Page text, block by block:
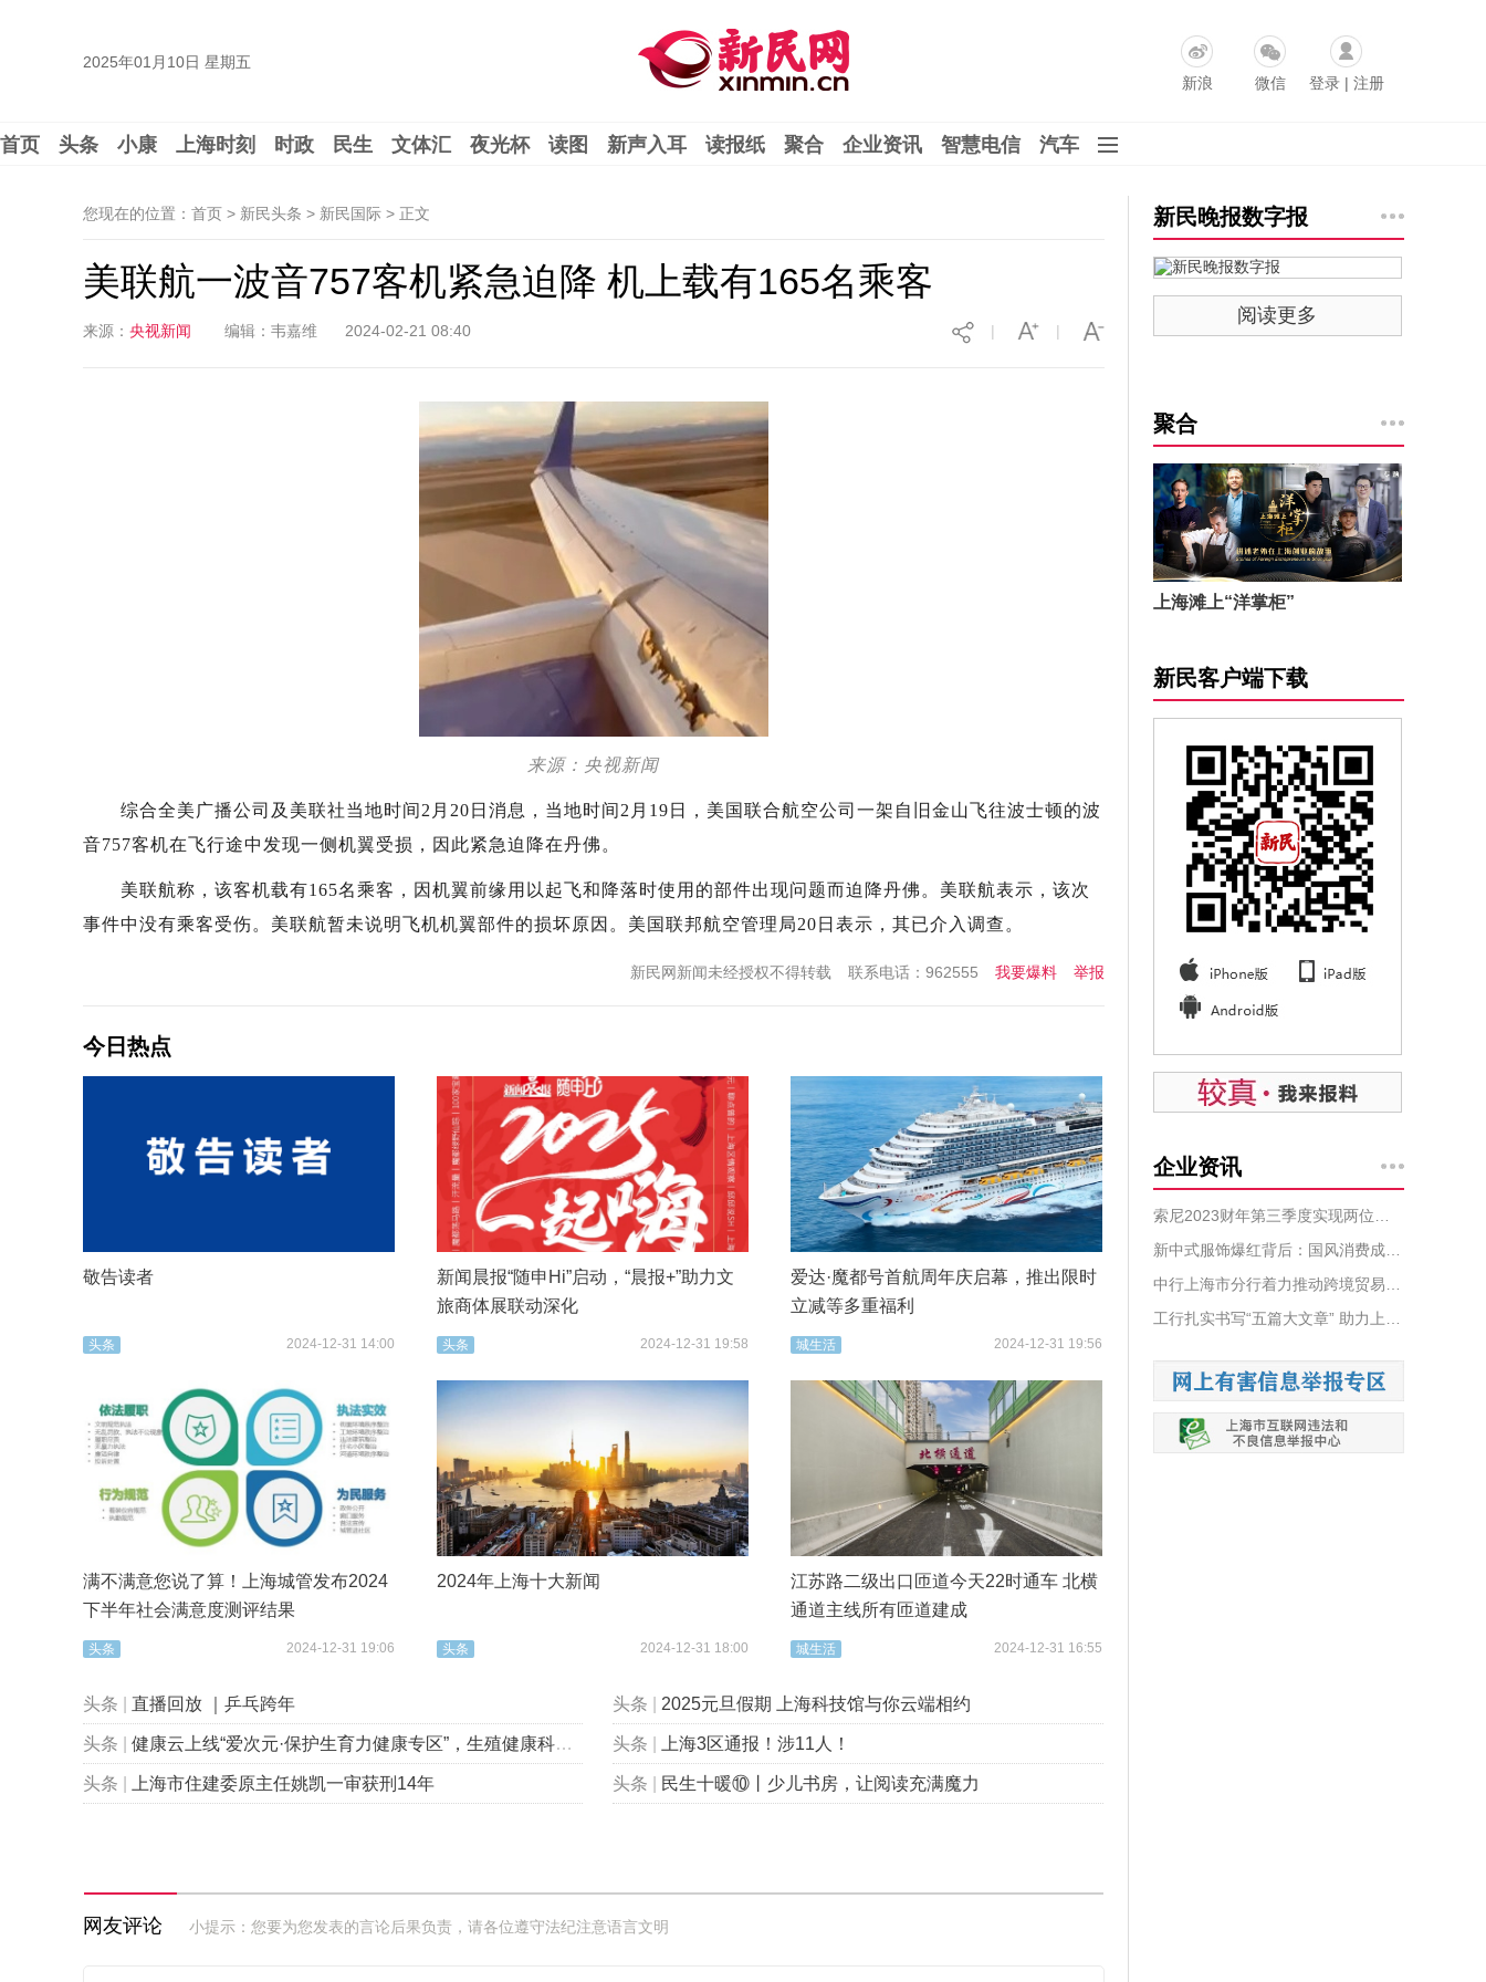
2025年01月10日 星期五
新浪
微信 登录| 注册
首页 头条 小康 上海时刻 时政 民生 文体汇 夜光杯 读图 新声入耳 读报纸 聚合 企业资讯 智慧电信 汽车
您现在的位置：首页 > 新民头条 > 新民国际 > 正文
美联航一波音757客机紧急迫降 机上载有165名乘客
来源： 央视新闻 编辑：韦嘉维 2024-02-21 08:40 |
|
来源：央视新闻
综合全美广播公司及美联社当地时间2月20日消息，当地时间2月19日，美国联合航空公司一架自旧金山飞往波士顿的波
音757客机在飞行途中发现一侧机翼受损，因此紧急迫降在丹佛。
美联航称，该客机载有165名乘客，因机翼前缘用以起飞和降落时使用的部件出现问题而迫降丹佛。美联航表示，该次
事件中没有乘客受伤。美联航暂未说明飞机机翼部件的损坏原因。美国联邦航空管理局20日表示，其已介入调查。
举报
我要爆料
联系电话：962555
新民网新闻未经授权不得转载
今日热点
敬告读者
头条 2024-12-31 14:00
新闻晨报“随申Hi”启动，“晨报+”助力文
旅商体展联动深化
头条 2024-12-31 19:58
爱达·魔都号首航周年庆启幕，推出限时
立减等多重福利
城生活 2024-12-31 19:56
满不满意您说了算！上海城管发布2024
下半年社会满意度测评结果
头条 2024-12-31 19:06
2024年上海十大新闻
头条 2024-12-31 18:00
江苏路二级出口匝道今天22时通车 北横
通道主线所有匝道建成
城生活 2024-12-31 16:55
头条 直播回放 ｜乒乓跨年 头条 2025元旦假期 上海科技馆与你云端相约
头条 健康云上线“爱次元·保护生育力健康专区”，生殖健康科普“包会的”！ 头条 上海3区通报！涉11人！
头条 上海市住建委原主任姚凯一审获刑14年 头条 民生十暖⑩丨少儿书房，让阅读充满魔力
网友评论 小提示：您要为您发表的言论后果负责，请各位遵守法纪注意语言文明
新民晚报数字报
阅读更多
聚合
上海滩上“洋掌柜”
新民客户端下载
企业资讯
新中式服饰爆红背后：国风消费成趋势，服饰品牌纷纷入局，唯品会销量猛增